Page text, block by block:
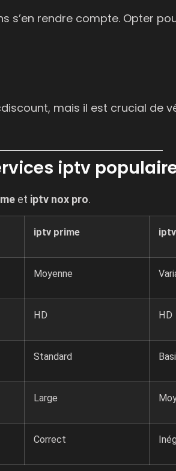
s’en rendre compte. Opter
mais il est crucial de
iptv
et iptv nox pro.
iptv prime
Moyenne
HD HD
Standard
Large
Correct